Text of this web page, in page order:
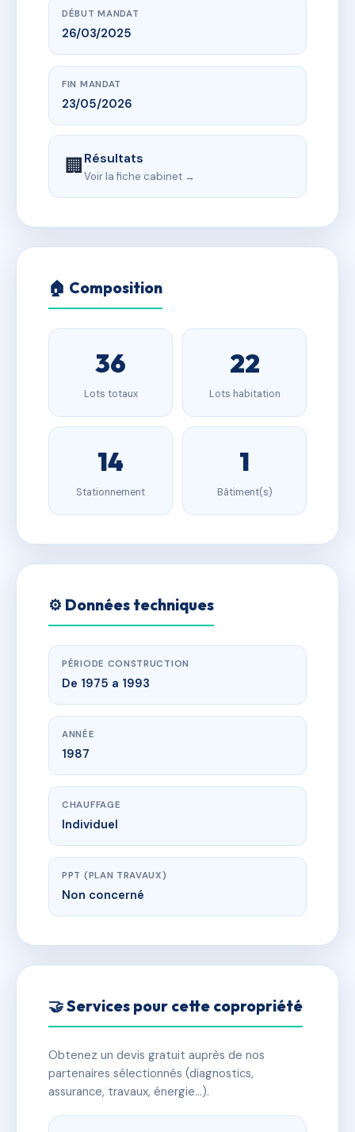
DÉBUT MANDAT
26/03/2025
FIN MANDAT
23/05/2026
🏢Résultats
Voir la fiche cabinet →
🏠 Composition
36
Lots totaux
22
Lots habitation
14
Stationnement
1
Bâtiment(s)
⚙️ Données techniques
PÉRIODE CONSTRUCTION
De 1975 a 1993
ANNÉE
1987
CHAUFFAGE
Individuel
PPT (PLAN TRAVAUX)
Non concerné
🤝 Services pour cette copropriété
Obtenez un devis gratuit auprès de nos
partenaires sélectionnés (diagnostics,
assurance, travaux, énergie…).